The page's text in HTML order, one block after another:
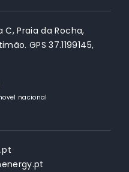
C, Praia da Rocha,
GPS 37.1199145,
nacional